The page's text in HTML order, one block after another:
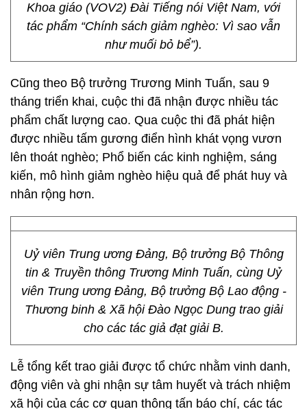
Khoa giáo (VOV2) Đài Tiếng nói Việt Nam, với
tác phẩm “Chính sách giảm nghèo: Vì sao vẫn
như muối bỏ bể”).
Cũng theo Bộ trưởng Trương Minh Tuấn, sau 9
tháng triển khai, cuộc thi đã nhận được nhiều tác
phẩm chất lượng cao. Qua cuộc thi đã phát hiện
được nhiều tấm gương điển hình khát vọng vươn
lên thoát nghèo; Phổ biến các kinh nghiệm, sáng
kiến, mô hình giảm nghèo hiệu quả để phát huy và
nhân rộng hơn.
Uỷ viên Trung ương Đảng, Bộ trưởng Bộ Thông
tin & Truyền thông Trương Minh Tuấn, cùng Uỷ
viên Trung ương Đảng, Bộ trưởng Bộ Lao động -
Thương binh & Xã hội Đào Ngọc Dung trao giải
cho các tác giả đạt giải B.
Lễ tổng kết trao giải được tổ chức nhằm vinh danh,
động viên và ghi nhận sự tâm huyết và trách nhiệm
xã hội của các cơ quan thông tấn báo chí, các tác